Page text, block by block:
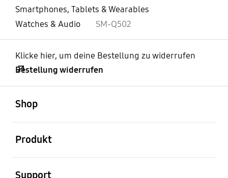
Smartphones, Tablets & Wearables
Watches & Audio
SM-Q502
Klicke hier, um deine Bestellung zu widerrufen
Bestellung widerrufen
Shop
Produkt
Support